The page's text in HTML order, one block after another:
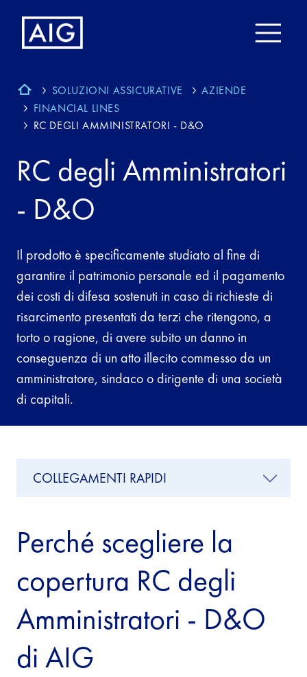
SOLUZIONI ASSICURATIVE
AZIENDE
FINANCIAL LINES
RC DEGLI AMMINISTRATORI - D&O
RC degli Amministratori
- D&O
Il prodotto è specificamente studiato al fine di
garantire il patrimonio personale ed il pagamento
dei costi di difesa sostenuti in caso di richieste di
risarcimento presentati da terzi che ritengono, a
torto o ragione, di avere subito un danno in
conseguenza di un atto illecito commesso da un
amministratore, sindaco o dirigente di una società
di capitali.
Perché scegliere la
copertura RC degli
Amministratori - D&O
di AIG
COLLEGAMENTI RAPIDI